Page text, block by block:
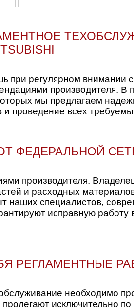
при регулярном внимании
производителя. В
мы предлагаем
проведение всех
ФЕДЕРАЛЬНОЙ
производителя.
и расходных
наших специалистов,
исправную
РЕГЛАМЕНТНЫЕ
необходимо
исключительно